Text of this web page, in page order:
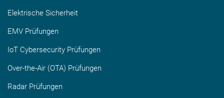
Elektrische Sicherheit
EMV Prüfungen
IoT Cybersecurity Prüfungen
Over-the-Air (OTA) Prüfungen
Radar Prüfungen